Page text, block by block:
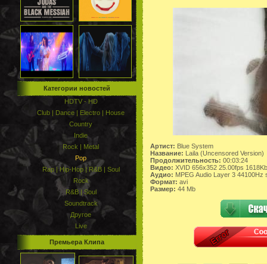
Категории новостей
HDTV - HD
Club | Dance | Electro | House
Country
Indie
Rock | Metal
Pop
Rap | Hip-Hop | R&B | Soul
Rock
R&B | Soul
Soundtrack
Другое
Live
Премьера Клипа
Артист: Blue System
Название: Laila (Uncensored Version)
Продолжительность: 00:03:24
Видео: XVID 656x352 25.00fps
Аудио: MPEG Audio Layer 3 44100Hz
Формат: avi
Размер: 44 Mb